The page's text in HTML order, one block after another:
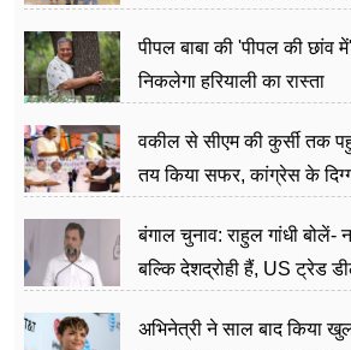
पीपल बाबा की 'पीपल की छांव
निकलेगा हरियाली का रास्ता
वकील से सीएम की कुर्सी तक
तय किया सफर, कांग्रेस के
बंगाल चुनाव: राहुल गांधी बोलें-
बल्कि देशद्रोही हैं, US ट्रेड
अभिनेत्री ने साल बाद किया